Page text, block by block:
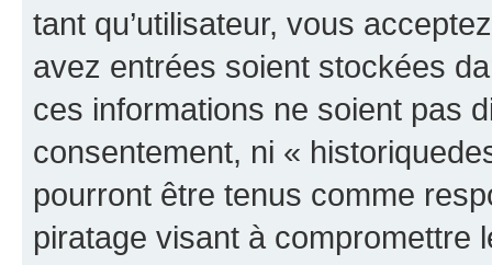
tant qu’utilisateur, vous
avez entrées soient stockées
ces informations ne soient pas
consentement, ni «
pourront être tenus comme
piratage visant à compromettre